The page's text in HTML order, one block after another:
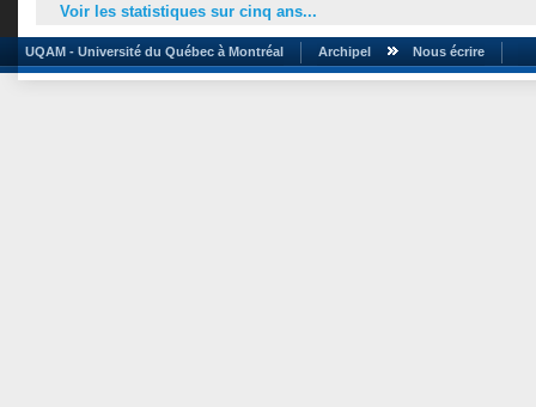
Voir les statistiques sur cinq ans...
UQAM - Université du Québec à Montréal Archipel Nous écrire